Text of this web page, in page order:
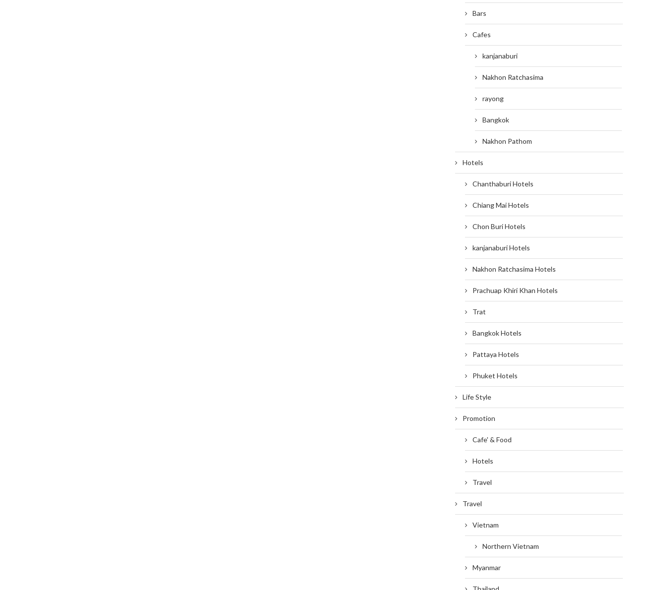
Bars
Cafes
kanjanaburi
Nakhon Ratchasima
rayong
Bangkok
Nakhon Pathom
Hotels
Chanthaburi Hotels
Chiang Mai Hotels
Chon Buri Hotels
kanjanaburi Hotels
Nakhon Ratchasima Hotels
Prachuap Khiri Khan Hotels
Trat
Bangkok Hotels
Pattaya Hotels
Phuket Hotels
Life Style
Promotion
Cafe' & Food
Hotels
Travel
Travel
Vietnam
Northern Vietnam
Myanmar